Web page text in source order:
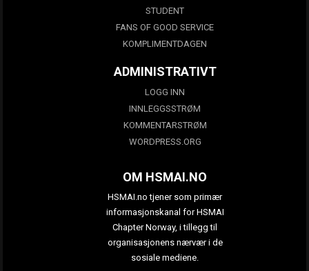
STUDENT
FANS OF GOOD SERVICE
KOMPLIMENTDAGEN
ADMINISTRATIVT
LOGG INN
INNLEGGSSTRØM
KOMMENTARSTRØM
WORDPRESS.ORG
OM HSMAI.NO
HSMAI.no tjener som primær
informasjonskanal for HSMAI
Chapter Norway, i tillegg til
organisasjonens nærvær i de
sosiale mediene.